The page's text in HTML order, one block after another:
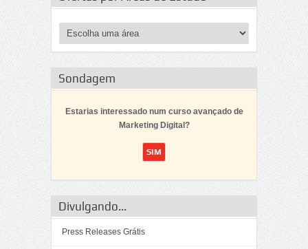
Sondagem
Estarias interessado num curso avançado de
Marketing Digital?
Divulgando...
Press Releases Grátis